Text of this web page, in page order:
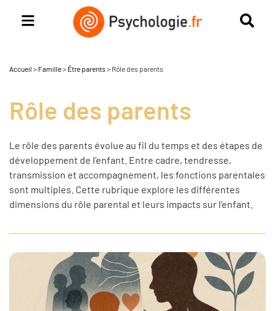
Accueil > Famille> Être parents > Rôle des parents
Rôle des parents
Le rôle des parents évolue au fil du temps et des étapes de
développement de l’enfant. Entre cadre, tendresse,
transmission et accompagnement, les fonctions parentales
sont multiples. Cette rubrique explore les différentes
dimensions du rôle parental et leurs impacts sur l’enfant.